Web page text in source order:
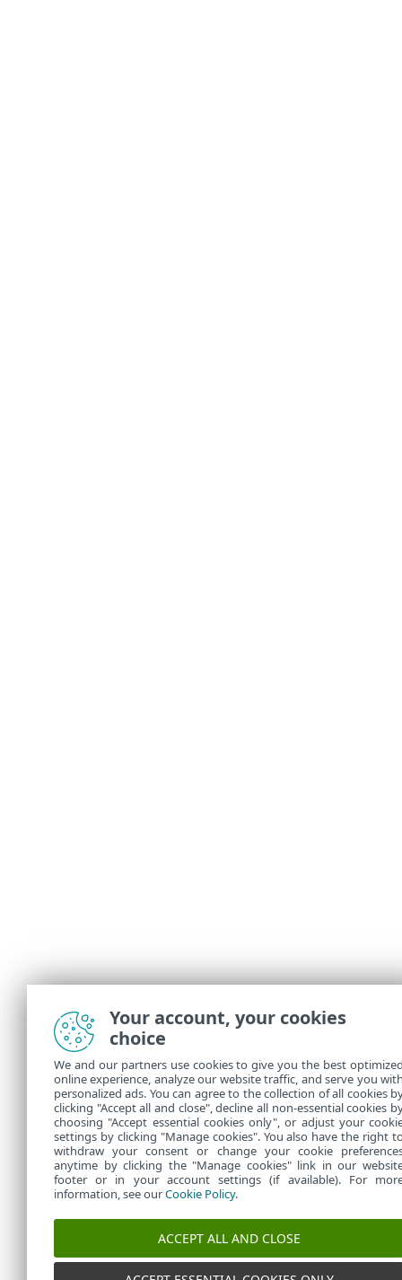
Your account, your cookies
choice
We and our partners use cookies to give you the best
online experience, analyze our website traffic, and serve you
personalized ads. You can agree to the collection of all cookies
clicking "Accept all and close", decline all non-essential cookies
choosing "Accept essential cookies only", or adjust your
settings by clicking "Manage cookies". You also have the right
withdraw your consent or change your cookie
anytime by clicking the "Manage cookies" link in our
footer or in your account settings (if available). For
information, see ourCookie Policy.
ACCEPT ALL AND CLOSE